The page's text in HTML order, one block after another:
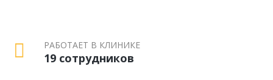
РАБОТАЕТ В КЛИНИКЕ
19 сотрудников